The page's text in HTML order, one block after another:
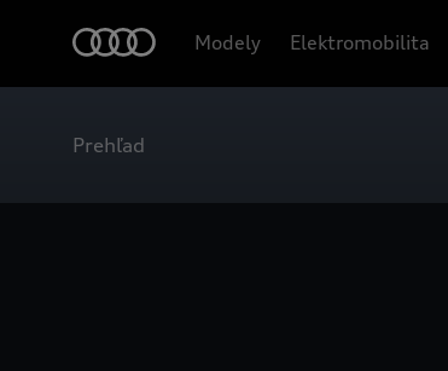
Modely Elektromobilita
Prehľad